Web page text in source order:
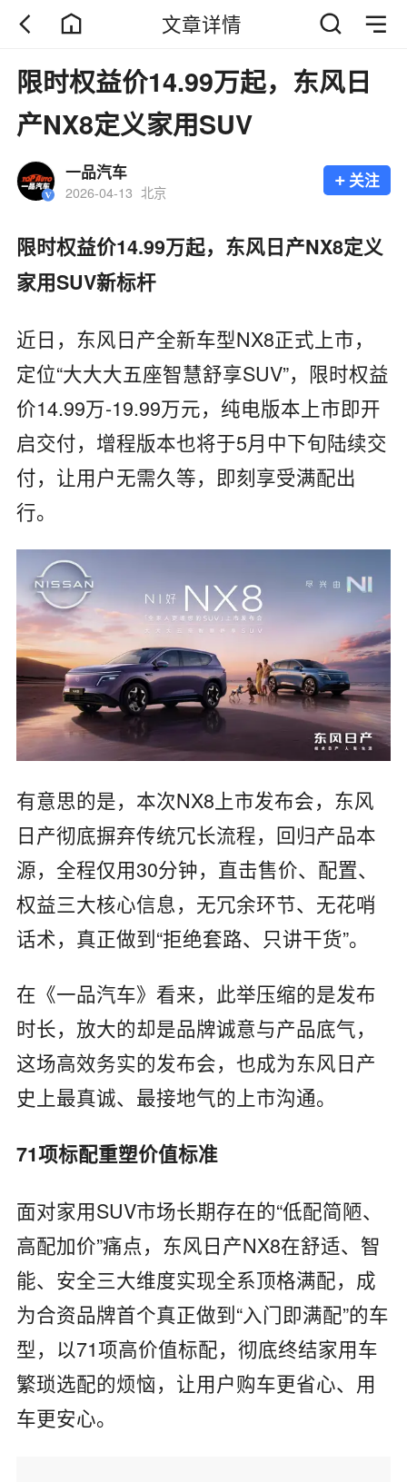
文章详情
限时权益价14.99万起，东风日
产NX8定义家用SUV
一品汽车
2026-04-13 北京
+ 关注
限时权益价14.99万起，东风日产NX8定义
家用SUV新标杆
近日，东风日产全新车型NX8正式上市，
定位“大大大五座智慧舒享SUV”，限时权益
价14.99万-19.99万元，纯电版本上市即开
启交付，增程版本也将于5月中下旬陆续交
付，让用户无需久等，即刻享受满配出
行。
有意思的是，本次NX8上市发布会，东风
日产彻底摒弃传统冗长流程，回归产品本
源，全程仅用30分钟，直击售价、配置、
权益三大核心信息，无冗余环节、无花哨
话术，真正做到“拒绝套路、只讲干货”。
在《一品汽车》看来，此举压缩的是发布
时长，放大的却是品牌诚意与产品底气，
这场高效务实的发布会，也成为东风日产
史上最真诚、最接地气的上市沟通。
71项标配重塑价值标准
面对家用SUV市场长期存在的“低配简陋、
高配加价”痛点，东风日产NX8在舒适、智
能、安全三大维度实现全系顶格满配，成
为合资品牌首个真正做到“入门即满配”的车
型，以71项高价值标配，彻底终结家用车
繁琐选配的烦恼，让用户购车更省心、用
车更安心。